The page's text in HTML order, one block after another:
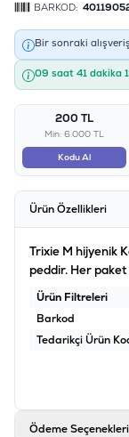
BARKOD:
Bir sonraki
09 saat 41 dakika
200 TL
Min: 6.000 TL
Kodu Al
Ürün Özellikleri
Trixie M hijyenik
peddir. Her
Ürün Filtreleri
Barkod
Tedarikçi Ürün
Ödeme Seçenekleri